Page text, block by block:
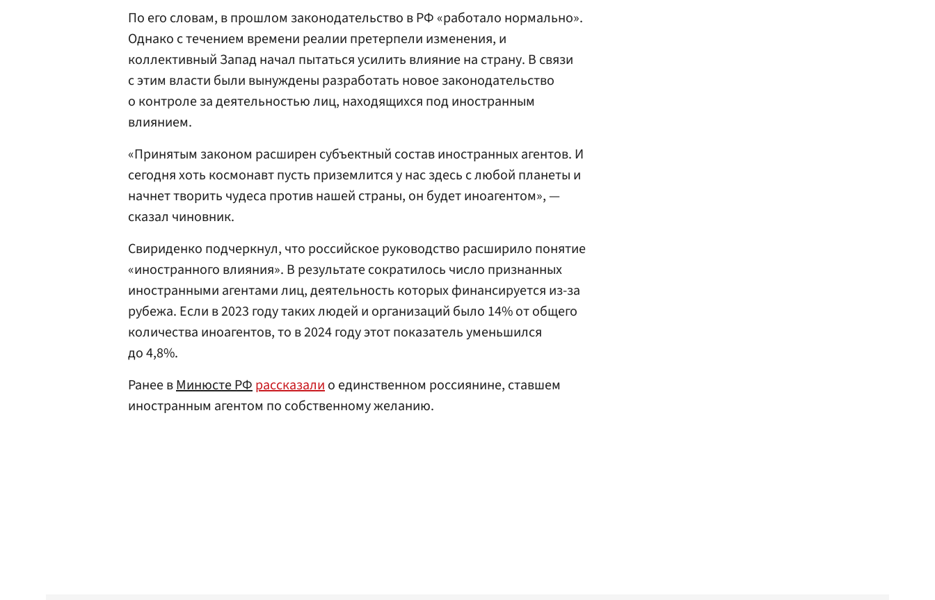
По его словам, в прошлом законодательство в РФ «работало нормально».
Однако с течением времени реалии претерпели изменения, и
коллективный Запад начал пытаться усилить влияние на страну. В связи
с этим власти были вынуждены разработать новое законодательство
о контроле за деятельностью лиц, находящихся под иностранным
влиянием.
«Принятым законом расширен субъектный состав иностранных агентов. И
сегодня хоть космонавт пусть приземлится у нас здесь с любой планеты и
начнет творить чудеса против нашей страны, он будет иноагентом», —
сказал чиновник.
Свириденко подчеркнул, что российское руководство расширило понятие
«иностранного влияния». В результате сократилось число признанных
иностранными агентами лиц, деятельность которых финансируется из-за
рубежа. Если в 2023 году таких людей и организаций было 14% от общего
количества иноагентов, то в 2024 году этот показатель уменьшился
до 4,8%.
Ранее вМинюсте РФрассказалио единственном россиянине, ставшем
иностранным агентом по собственному желанию.